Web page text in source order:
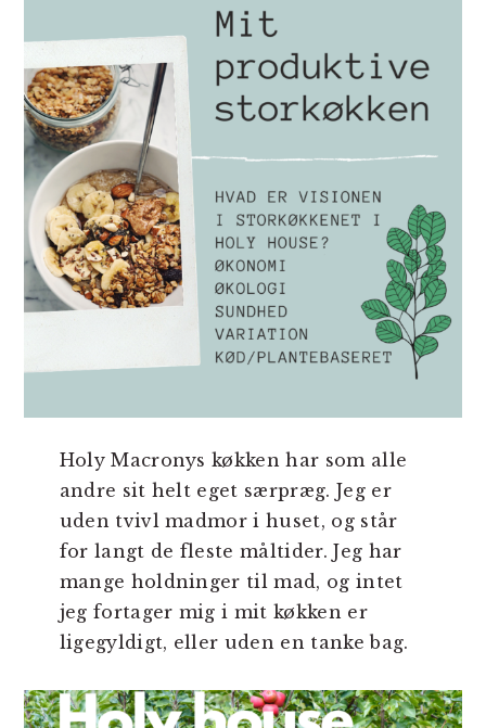
Holy Macronys køkken har som alle
andre sit helt eget særpræg. Jeg er
uden tvivl madmor i huset, og står
for langt de fleste måltider. Jeg har
mange holdninger til mad, og intet
jeg fortager mig i mit køkken er
ligegyldigt, eller uden en tanke bag.